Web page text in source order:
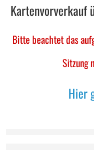
Kartenvorverkauf
Bitte beachtet das
Sitzung
Hier